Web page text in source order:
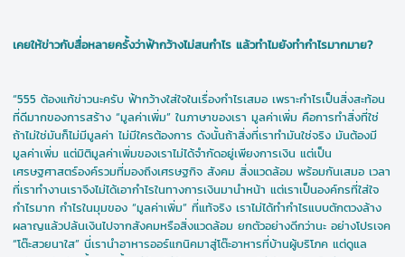
เคยให้ข่าวกับสื่อหลายครั้งว่าฟ้ากว้างไม่สนกำไร แล้วทำไมยังทำกำไรมากมาย?
“555 ต้องแก้ข่าวนะครับ ฟ้ากว้างใส่ใจในเรื่องกำไรเสมอ เพราะกำไรเป็นสิ่งสะท้อน
ที่ดีมากของการสร้าง “มูลค่าเพิ่ม” ในภาษาของเรา มูลค่าเพิ่ม คือการทำสิ่งที่ใช่
ถ้าไม่ใช่มันก็ไม่มีมูลค่า ไม่มีใครต้องการ ดังนั้นถ้าสิ่งที่เราทำมันใช่จริง มันต้องมี
มูลค่าเพิ่ม แต่มิติมูลค่าเพิ่มของเราไม่ได้จำกัดอยู่เพียงการเงิน แต่เป็น
เศรษฐศาสตร์องค์รวมที่มองถึงเศรษฐกิจ สังคม สิ่งแวดล้อม พร้อมกันเสมอ เวลา
ที่เราทำงานเราจึงไม่ได้เอากำไรในทางการเงินมานำหน้า แต่เราเป็นองค์กรที่ใส่ใจ
กำไรมาก กำไรในมุมของ “มูลค่าเพิ่ม” ที่แท้จริง เราไม่ได้ทำกำไรแบบตักตวงล้าง
ผลาญแล้วปล้นเงินไปจากสังคมหรือสิ่งแวดล้อม ยกตัวอย่างดีกว่านะ อย่างโปรเจค
“โต๊ะสวยนาใส” นี่เรานำอาหารออร์แกนิคมาสู่โต๊ะอาหารที่บ้านผู้บริโภค แต่ดูแล